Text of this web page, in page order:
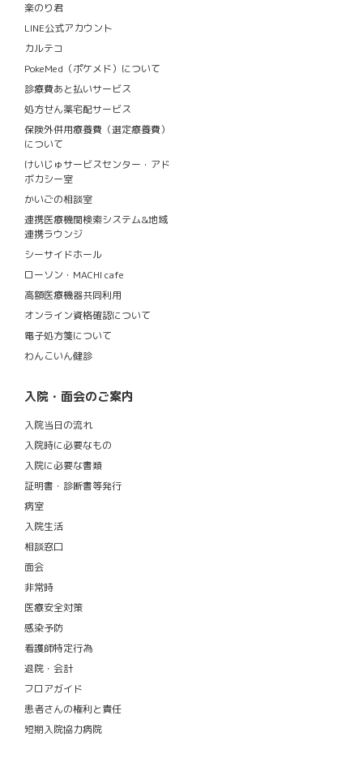
楽のり君
LINE公式アカウント
カルテコ
PokeMed（ポケメド）について
診療費あと払いサービス
処方せん薬宅配サービス
保険外併用療養費（選定療養費）
について
けいじゅサービスセンター・アド
ボカシー室
かいごの相談室
連携医療機関検索システム&地域
連携ラウンジ
シーサイドホール
ローソン・MACHI cafe
高額医療機器共同利用
オンライン資格確認について
電子処方箋について
わんこいん健診
入院・面会のご案内
入院当日の流れ
入院時に必要なもの
入院に必要な書類
証明書・診断書等発行
病室
入院生活
相談窓口
面会
非常時
医療安全対策
感染予防
看護師特定行為
退院・会計
フロアガイド
患者さんの権利と責任
短期入院協力病院